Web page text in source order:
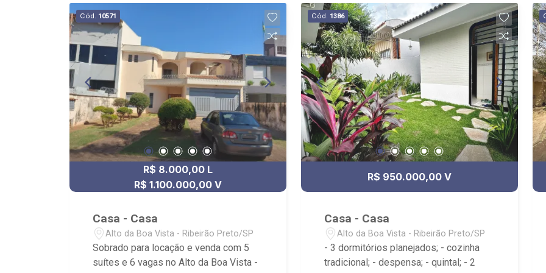
Cód. 10571
R$ 8.000,00 L
R$ 1.100.000,00 V
Casa - Casa
Alto da Boa Vista - Ribeirão Preto/SP
Sobrado para locação e venda com 5
suítes e 6 vagas no Alto da Boa Vista -
Cód. 1386
R$ 950.000,00 V
Casa - Casa
Alto da Boa Vista - Ribeirão Preto/SP
- 3 dormitórios planejados; - cozinha
tradicional; - despensa; - quintal; - 2